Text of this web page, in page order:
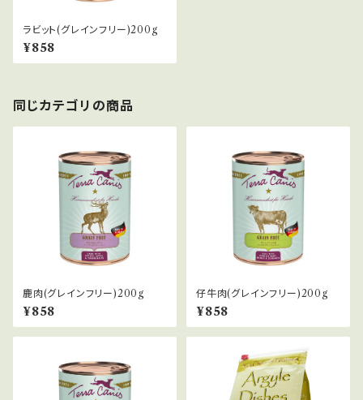
ラビット(グレインフリー)200g
¥858
同じカテゴリの商品
鹿肉(グレインフリー)200g
¥858
仔牛肉(グレインフリー)200g
¥858